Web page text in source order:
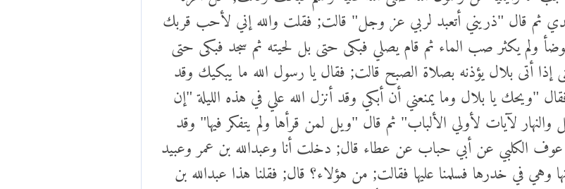
ثم قال "ذريني أتعبد لربي عز وجل" قالت; فقلت والله إني لأحب قربك
ولم يكثر صب الماء ثم قام يصلي فبكى حتى بل لحيته ثم سجد فبكى حتى
أتى بلال يؤذنه بصلاة الصبح قالت; فقال يا رسول الله ما يبكيك وقد
"ويحك يا بلال وما يمنعني أن أبكي وقد أنزل الله علي في هذه الليلة "إن
لآيات لأولي الألباب" ثم قال "ويل لمن قرأها ولم يتفكر فيها" وقد
الكلبي عن أبي حباب عن عطاء قال; دخلت أنا وعبدالله بن عمر وعبيد
وهي في خدرها فسلمنا عليها فقالت; من هؤلاء؟ قال; فقلنا هذا عبدالله بن